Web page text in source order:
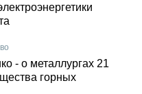
- о металлургах 21
горных